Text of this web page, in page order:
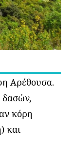
Αρέθουσα.
κόρη
και